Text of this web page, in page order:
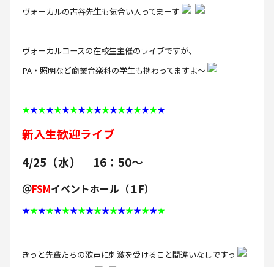
ヴォーカルの古谷先生も気合い入ってまーす
ヴォーカルコースの在校生主催のライブですが、
PA・照明など商業音楽科の学生も携わってますよ～
★★★★★★★★★★★★★★★★★★
新入生歓迎ライブ
4/25（水） 16：50～
＠FSMイベントホール（１F）
★★★★★★★★★★★★★★★★★★
きっと先輩たちの歌声に刺激を受けること間違いなしですっ